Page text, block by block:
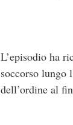
L’episodio ha
soccorso lungo
dell’ordine al